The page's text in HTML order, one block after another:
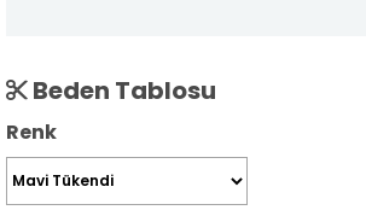
Beden Tablosu
Renk